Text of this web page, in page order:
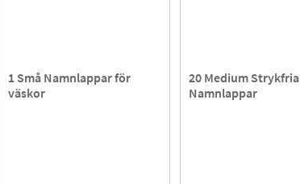
1 Små Namnlappar för
väskor
20 Medium Strykfria
Namnlappar